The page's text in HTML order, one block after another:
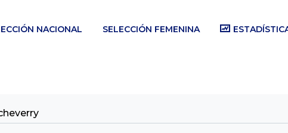
NACIONAL SELECCIÓN FEMENINA